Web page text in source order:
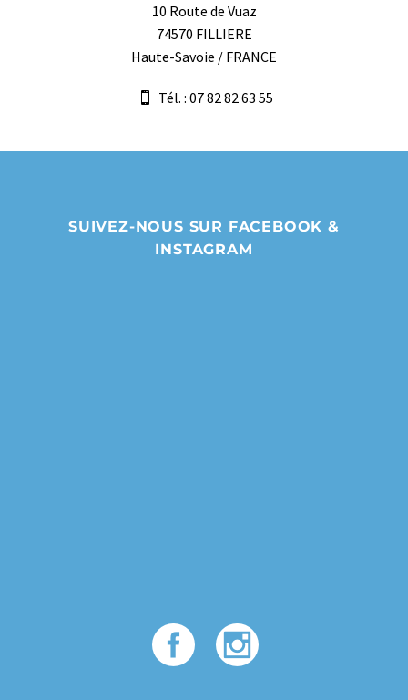
10 Route de Vuaz
74570 FILLIERE
Haute-Savoie / FRANCE
Tél. : 07 82 82 63 55
SUIVEZ-NOUS SUR FACEBOOK &
INSTAGRAM